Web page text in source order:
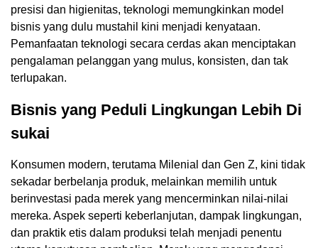
presisi dan higienitas, teknologi memungkinkan model
bisnis yang dulu mustahil kini menjadi kenyataan.
Pemanfaatan teknologi secara cerdas akan menciptakan
pengalaman pelanggan yang mulus, konsisten, dan tak
terlupakan.
Bisnis yang Peduli Lingkungan Lebih Di
sukai
Konsumen modern, terutama Milenial dan Gen Z, kini tidak
sekadar berbelanja produk, melainkan memilih untuk
berinvestasi pada merek yang mencerminkan nilai-nilai
mereka. Aspek seperti keberlanjutan, dampak lingkungan,
dan praktik etis dalam produksi telah menjadi penentu